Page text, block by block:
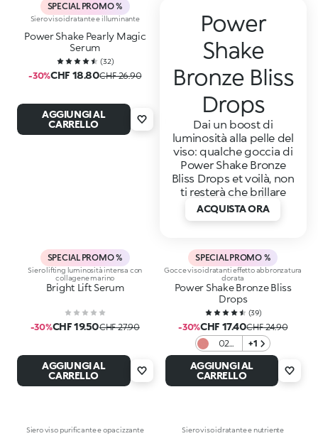
SPECIAL PROMO %
Siero viso idratante e illuminante
Power Shake Pearly Magic
Serum
(32)
-30%CHF 18.80CHF 26.90
AGGIUNGI AL
CARRELLO
Power
Shake
Bronze Bliss
Drops
Dai un boost di
luminosità alla pelle del
viso: qualche goccia di
Power Shake Bronze
Bliss Drops et voilà, non
ti resterà che brillare
ACQUISTA ORA
SPECIAL PROMO %
Siero lifting luminosità intensa con
collagene marino
Bright Lift Serum
-30%CHF 19.50CHF 27.90
AGGIUNGI AL
CARRELLO
SPECIAL PROMO %
Gocce viso idratanti effetto abbronzatura
dorata
Power Shake Bronze Bliss
Drops
(39)
-30%CHF 17.40CHF 24.90
02
Pinky
Crush
+1
AGGIUNGI AL
CARRELLO
Siero viso purificante e opacizzante Siero viso idratante e nutriente